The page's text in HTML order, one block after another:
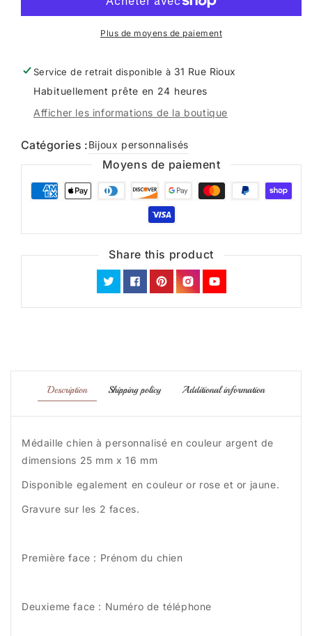
Plus de moyens de paiement
Service de retrait disponible à 31 Rue Rioux
Habituellement prête en 24 heures
Afficher les informations de la boutique
Catégories :Bijoux personnalisés
Moyens de paiement
Share this product
TwitterFacebookPinterestInstagramYouTube
Description Shipping policy Additional information
Médaille chien à personnalisé en couleur argent de
dimensions 25 mm x 16 mm
Disponible egalement en couleur or rose et or jaune.
Gravure sur les 2 faces.
Première face : Prénom du chien
Deuxieme face : Numéro de téléphone